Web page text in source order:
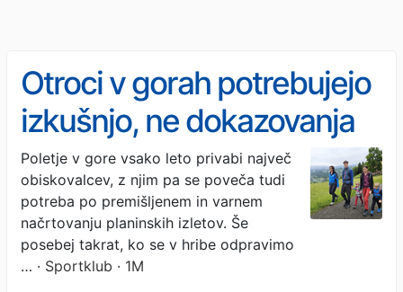
Otroci v gorah potrebujejo
izkušnjo, ne dokazovanja
Poletje v gore vsako leto privabi največ
obiskovalcev, z njim pa se poveča tudi
potreba po premišljenem in varnem
načrtovanju planinskih izletov. Še
posebej takrat, ko se v hribe odpravimo
… · Sportklub · 1M